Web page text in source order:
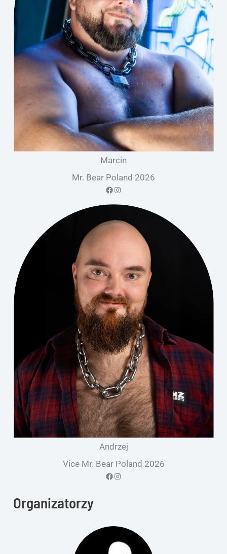
Marcin
Mr. Bear Poland 2026
Facebook Instagram
Andrzej
Vice Mr. Bear Poland 2026
Facebook Instagram
Organizatorzy